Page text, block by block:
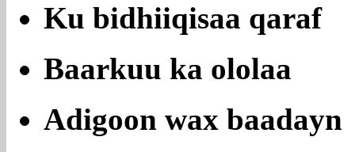
Ku bidhiiqisaa qaraf
Baarkuu ka ololaa
Adigoon wax baadayn